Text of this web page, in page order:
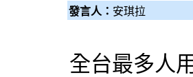
發言人： 安琪拉
全台最多人